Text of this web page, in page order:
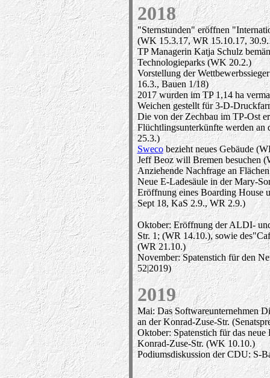
2018
"Sternstunden" eröffnen
(WK 15.3.17, WR 15.10.17,
TP Managerin Katja Schulz
Technologieparks (WK 20.2.)
Vorstellung der
16.3., Bauen 1/18)
2017 wurden im TP 1,14 ha
Weichen gestellt für 3-D-
Die von der Zechbau im TP-Ost
Flüchtlingsunterkünfte werden an
25.3.)
Swecobezieht neues Gebäude
Jeff Beoz will Bremen besuchen
Anziehende Nachfrage an
Neue E-Ladesäule in der Mary-
Eröffnung eines Boarding House
Sept 18, KaS 2.9., WR 2.9.)
Oktober: Eröffnung der ALDI-
Str. 1; (WR 14.10.), sowie
(WR 21.10.)
November: Spatenstich für den
52|2019)
2019
Mai: Das Softwareunternehmen
an der Konrad-Zuse-Str.
Oktober: Spatenstich für das
Konrad-Zuse-Str. (WK 10.10.)
Podiumsdiskussion der CDU: S-